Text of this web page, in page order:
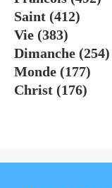
Saint (412)
Vie (383)
Dimanche (254)
Monde (177)
Christ (176)